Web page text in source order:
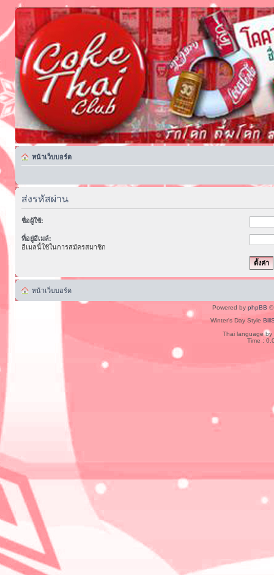
หน้าเว็บบอร์ด
ส่งรหัสผ่าน
ชื่อผู้ใช้:
ที่อยู่อีเมล์:
อีเมลนี้ใช้ในการสมัครสมาชิก
หน้าเว็บบอร์ด
Powered by phpBB ©
Winter's Day Style
Thai language by
Time :